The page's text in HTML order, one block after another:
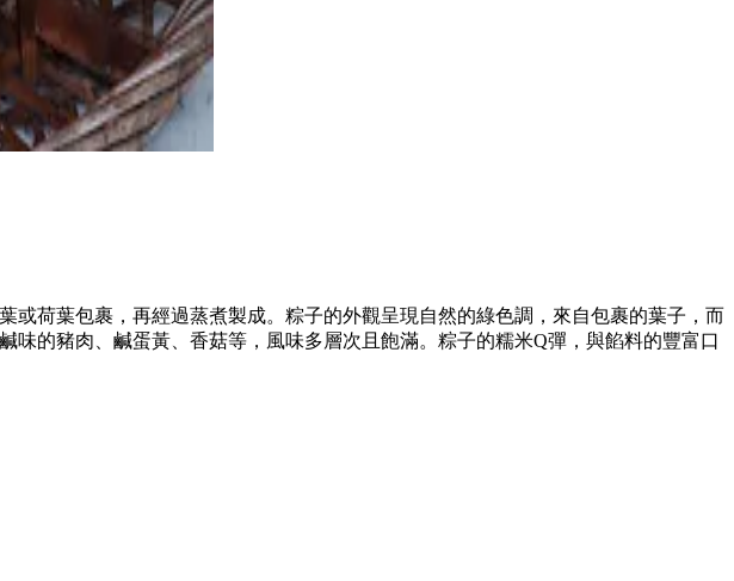
荷葉包裹，再經過蒸煮製成。粽子的外觀呈現自然的綠色調，來自包裹的葉子，而
的豬肉、鹹蛋黃、香菇等，風味多層次且飽滿。粽子的糯米Q彈，與餡料的豐富口